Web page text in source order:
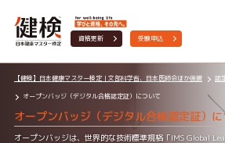
資格更新 受験申込
【健検】日本健康マスター検定｜文部科学省、日本医師会ほか後援
認
オープンバッジ（デジタル合格認定証）について
オープンバッジ（デジタル合格認定証）
オープンバッジは、世界的な技術標準規格「IMS Global